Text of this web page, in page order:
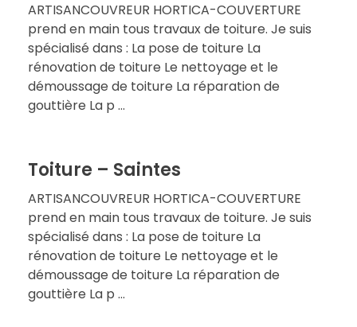
ARTISANCOUVREUR HORTICA-COUVERTURE
prend en main tous travaux de toiture. Je suis
spécialisé dans : La pose de toiture La
rénovation de toiture Le nettoyage et le
démoussage de toiture La réparation de
gouttière La p ...
Toiture – Saintes
ARTISANCOUVREUR HORTICA-COUVERTURE
prend en main tous travaux de toiture. Je suis
spécialisé dans : La pose de toiture La
rénovation de toiture Le nettoyage et le
démoussage de toiture La réparation de
gouttière La p ...